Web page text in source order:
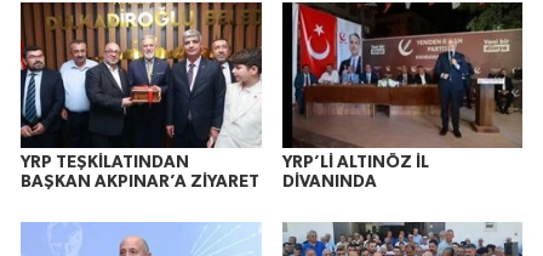
YRP TEŞKİLATINDAN
BAŞKAN AKPINAR’A ZİYARET
YRP’Lİ ALTINÖZ İL
DİVANINDA